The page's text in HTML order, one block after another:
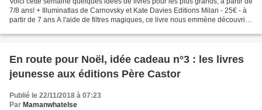
7/8 ans! + Illuminatlas de Carnovsky et Kate Davies Editions Milan - 25€ - à
partir de 7 ans A l'aide de filtres magiques, ce livre nous emmène découvrir
En route pour Noël, idée cadeau n°3 : les livres
jeunesse aux éditions Père Castor
Publié le 22/11/2018 à 07:23
Par Mamanwhatelse